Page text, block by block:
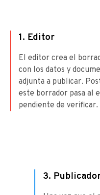
1. Editor
El editor crea el
con los datos y
adjunta a publicar.
este borrador pasa al
pendiente de verificar.
3.